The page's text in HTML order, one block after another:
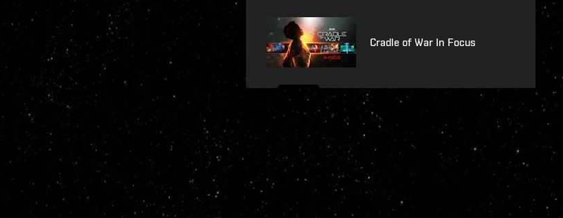
Cradle of War In Focus